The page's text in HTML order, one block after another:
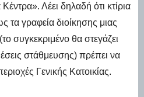
Λέει δηλαδή ότι κτίρια
τα γραφεία διοίκησης μιας
συγκεκριμένο θα στεγάζει
στάθμευσης) πρέπει να
Γενικής Κατοικίας.